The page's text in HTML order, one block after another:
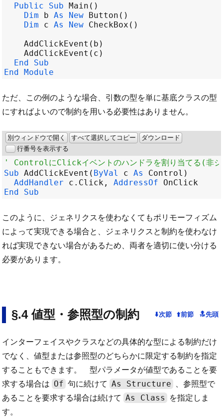
Public
Sub Main
Dim
b As New Button
Dim
c As New CheckBox
AddClickEvent ( b
AddClickEvent ( c
End
Sub
End
Module
ただ、この例のような場合、引数の型を単に基底クラスの型
にすればよいので制約を用いる必要性はありません。
別ウィンドウで開く すべて選択してコピー
ダウンロード
行番号を表示する
' ControlにClickイベントのハンドラを割り当てる(非ジ
Sub AddClickEvent ( ByVal c As Control
AddHandler
c . Click , AddressOf
OnClick
End
Sub
このように、ジェネリクスを使わなくてもポリモーフィズム
によって実現できる場合と、ジェネリクスと制約を使わなけ
れば実現できない場合があるため、両者を適切に使い分ける
必要があります。
値型・参照型の制約
インターフェイスやクラスなどの具体的な型による制約だけ
でなく、値型または参照型のどちらかに限定する制約を指定
することもできます。 型パラメータが値型であることを要
求する場合は Of 句に続けて As Structure
、参照型で
あることを要求する場合は続けて As Class
を指定しま
す。